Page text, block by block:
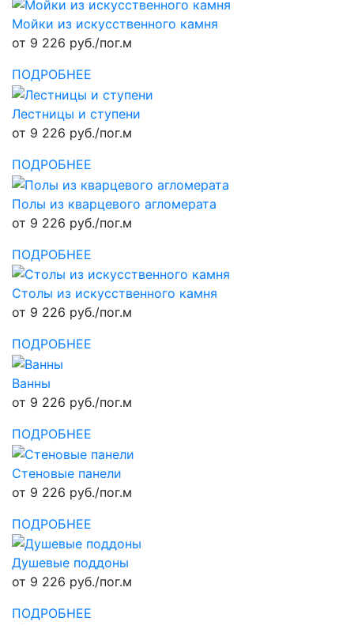
Мойки из искусственного камня
от 9 226 руб./пог.м
ПОДРОБНЕЕ
Лестницы и ступени
от 9 226 руб./пог.м
ПОДРОБНЕЕ
Полы из кварцевого агломерата
от 9 226 руб./пог.м
ПОДРОБНЕЕ
Столы из искусственного камня
от 9 226 руб./пог.м
ПОДРОБНЕЕ
Ванны
от 9 226 руб./пог.м
ПОДРОБНЕЕ
Стеновые панели
от 9 226 руб./пог.м
ПОДРОБНЕЕ
Душевые поддоны
от 9 226 руб./пог.м
ПОДРОБНЕЕ